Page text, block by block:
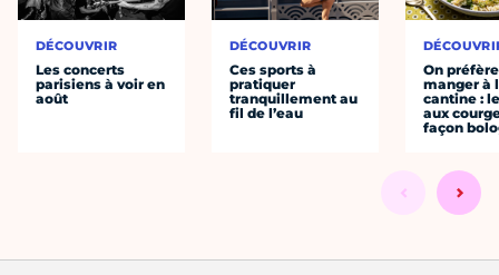
DÉCOUVRIR
Les concerts
parisiens à voir en
août
DÉCOUVRIR
Ces sports à
pratiquer
tranquillement au
fil de l’eau
On préfère
manger à
cantine :
aux
façon